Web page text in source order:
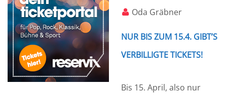
Oda Gräbner
NUR BIS ZUM 15.4. GIBT’S
VERBILLIGTE TICKETS!
Bis 15. April, also nur